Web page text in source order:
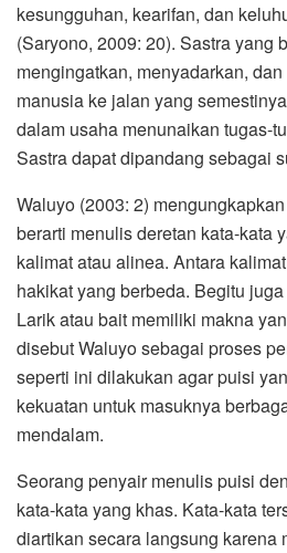
kesungguhan, kearifan, dan
(Saryono, 2009: 20). Sastra yang
mengingatkan, menyadarkan,
manusia ke jalan yang
dalam usaha menunaikan tugas-
Sastra dapat dipandang sebagai
Waluyo (2003: 2)
berarti menulis deretan kata-kata
kalimat atau alinea. Antara
hakikat yang berbeda. Begitu
Larik atau bait memiliki makna
disebut Waluyo sebagai proses
seperti ini dilakukan agar puisi
kekuatan untuk masuknya
mendalam.
Seorang penyair menulis puisi
kata-kata yang khas. Kata-kata
diartikan secara langsung karena